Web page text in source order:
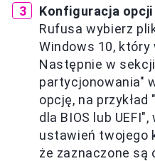
Konfiguracja opcji
Rufusa wybierz
Windows 10, który
Następnie w
partycjonowania"
opcję, na przykład
dla BIOS lub
ustawień twojego
że zaznaczone są